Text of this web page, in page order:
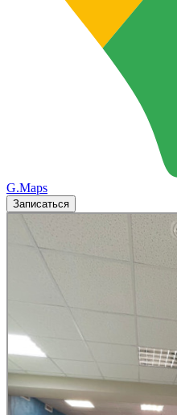
G.Maps
Записаться